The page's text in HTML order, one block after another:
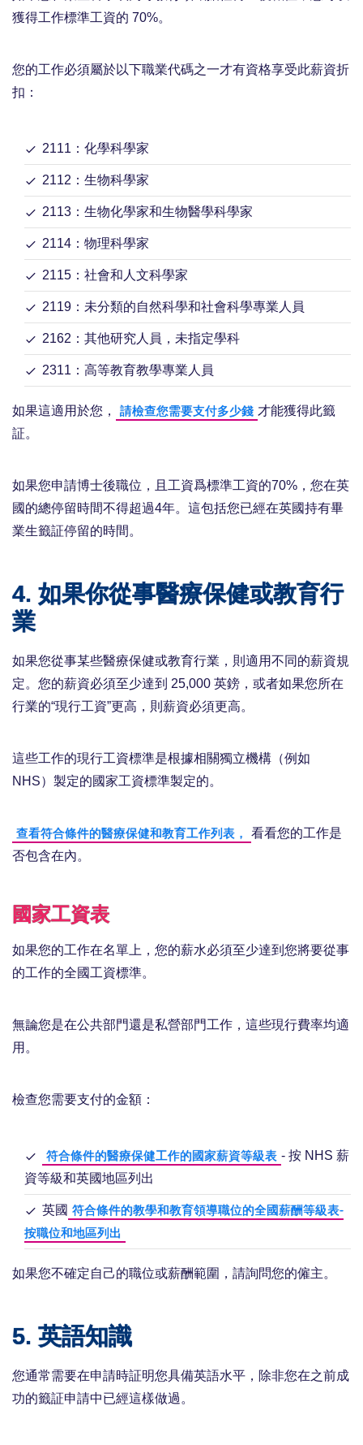
獲得工作標準工資的 70%。
您的工作必須屬於以下職業代碼之一才有資格享受此薪資折
扣：
2111：化學科學家
2112：生物科學家
2113：生物化學家和生物醫學科學家
2114：物理科學家
2115：社會和人文科學家
2119：未分類的自然科學和社會科學專業人員
2162：其他研究人員，未指定學科
2311：高等教育教學專業人員
如果這適用於您， 請檢查您需要支付多少錢 才能獲得此籤
証。
如果您申請博士後職位，且工資爲標準工資的70%，您在英
國的總停留時間不得超過4年。這包括您已經在英國持有畢
業生籤証停留的時間。
4. 如果你從事醫療保健或教育行
業
如果您從事某些醫療保健或教育行業，則適用不同的薪資規
定。您的薪資必須至少達到 25,000 英鎊，或者如果您所在
行業的“現行工資”更高，則薪資必須更高。
這些工作的現行工資標準是根據相關獨立機構（例如
NHS）製定的國家工資標準製定的。
查看符合條件的醫療保健和教育工作列表，
看看您的工作是
否包含在內。
國家工資表
如果您的工作在名單上，您的薪水必須至少達到您將要從事
的工作的全國工資標準。
無論您是在公共部門還是私營部門工作，這些現行費率均適
用。
檢查您需要支付的金額：
符合條件的醫療保健工作的國家薪資等級表 - 按 NHS 薪
資等級和英國地區列出
英國 符合條件的教學和教育領導職位的全國薪酬等級表-
按職位和地區列出
如果您不確定自己的職位或薪酬範圍，請詢問您的僱主。
5. 英語知識
您通常需要在申請時証明您具備英語水平，除非您在之前成
功的籤証申請中已經這樣做過。